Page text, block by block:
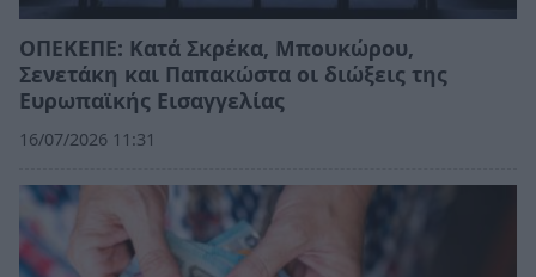
ΟΠΕΚΕΠΕ: Κατά Σκρέκα, Μπουκώρου,
Σενετάκη και Παπακώστα οι διώξεις της
Ευρωπαϊκής Εισαγγελίας
16/07/2026 11:31